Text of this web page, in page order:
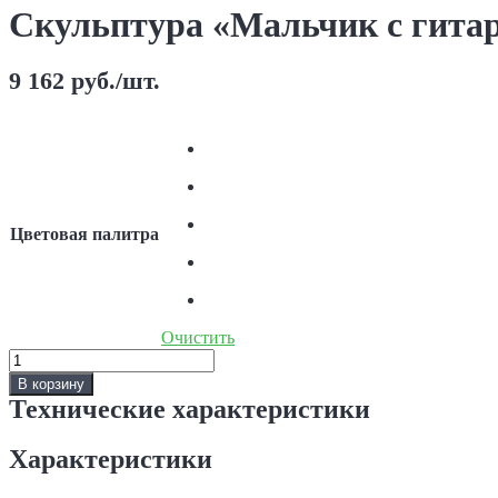
Скульптура «Мальчик с
9 162 руб./шт.
Цветовая палитра
Очистить
Количество
Скульптура
«Мальчик
с
В корзину
Технические характеристики
Характеристики